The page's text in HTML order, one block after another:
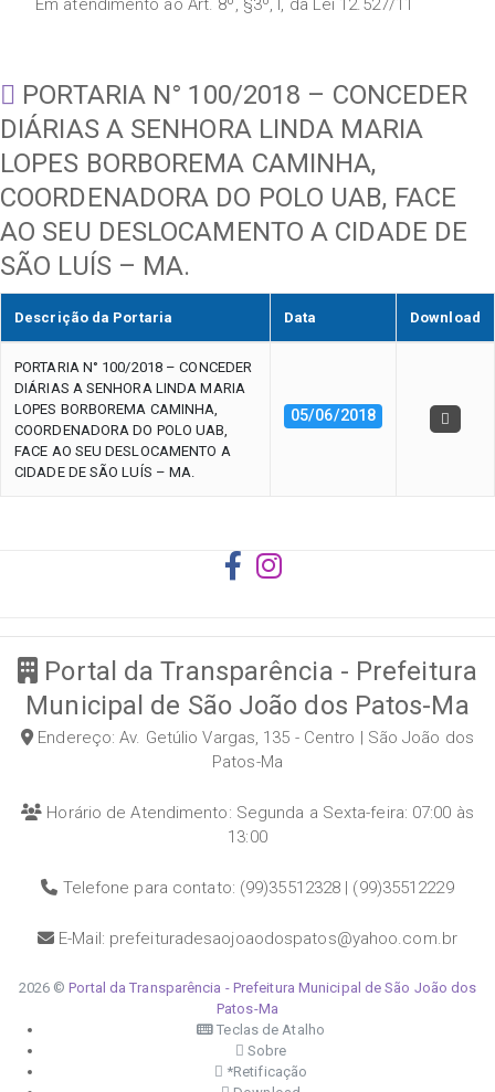
Em atendimento ao Art. 8º, §3º, I, da Lei 12.527/11
PORTARIA N° 100/2018 – CONCEDER
DIÁRIAS A SENHORA LINDA MARIA
LOPES BORBOREMA CAMINHA,
COORDENADORA DO POLO UAB, FACE
AO SEU DESLOCAMENTO A CIDADE DE
SÃO LUÍS – MA.
Descrição da Portaria Data Download
PORTARIA N° 100/2018 – CONCEDER
DIÁRIAS A SENHORA LINDA MARIA
LOPES BORBOREMA CAMINHA,
COORDENADORA DO POLO UAB,
FACE AO SEU DESLOCAMENTO A
CIDADE DE SÃO LUÍS – MA.
05/06/2018
Portal da Transparência - Prefeitura
Municipal de São João dos Patos-Ma
Endereço: Av. Getúlio Vargas, 135 - Centro | São João dos
Patos-Ma
Horário de Atendimento: Segunda a Sexta-feira: 07:00 às
13:00
Telefone para contato: (99)35512328 | (99)35512229
E-Mail: prefeituradesaojoaodospatos@yahoo.com.br
2026 ©Portal da Transparência - Prefeitura Municipal de São João dos
Patos-Ma
Teclas de Atalho
Sobre
*Retificação